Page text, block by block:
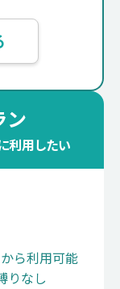
ン
利用したい
ら利用可能
りなし